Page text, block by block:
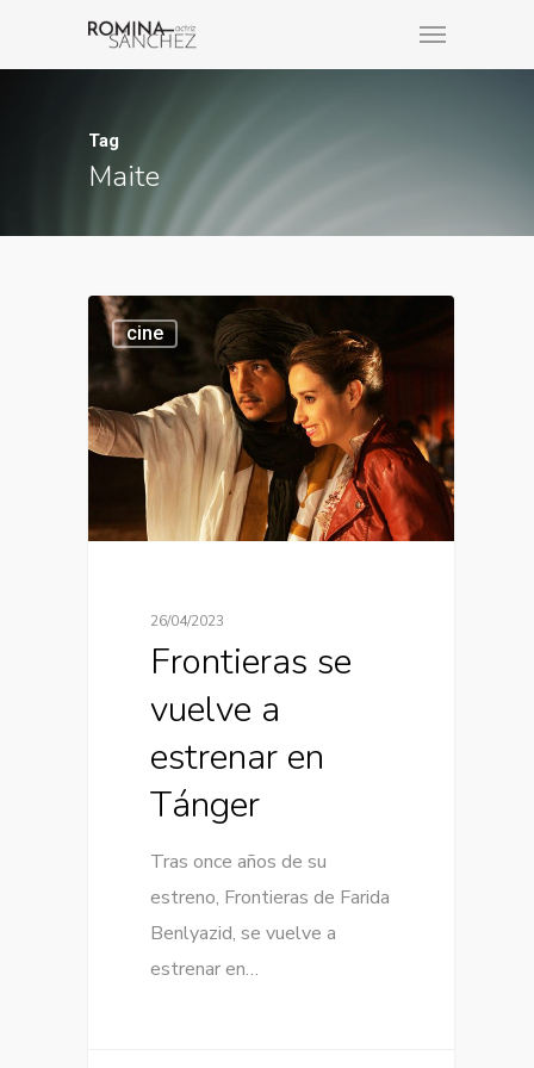
Tag
Maite
cine
26/04/2023
Frontieras se
vuelve a
estrenar en
Tánger
Tras once años de su
estreno, Frontieras de Farida
Benlyazid, se vuelve a
estrenar en…